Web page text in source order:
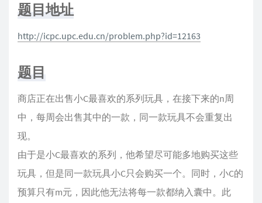
题目地址
http://icpc.upc.edu.cn/problem.php?id=12163
题目
商店正在出售小C最喜欢的系列玩具，在接下来的n周
中，每周会出售其中的一款，同一款玩具不会重复出
现。
由于是小C最喜欢的系列，他希望尽可能多地购买这些
玩具，但是同一款玩具小C只会购买一个。同时，小C的
预算只有m元，因此他无法将每一款都纳入囊中。此